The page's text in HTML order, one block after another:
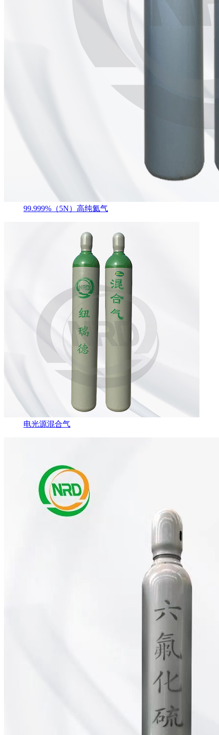
99.999%（5N）高纯氦气
电光源混合气